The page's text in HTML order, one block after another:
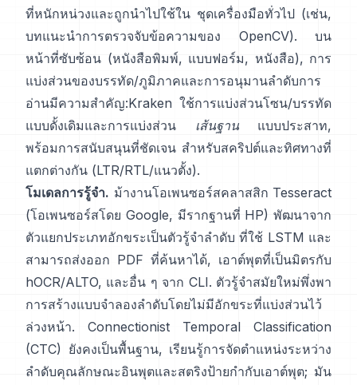
ที่หนักหน่วงและถูกนำไปใช้ใน ชุดเครื่องมือทั่วไป (เช่น,
บทแนะนำการตรวจจับข้อความของ OpenCV). บน
หน้าที่ซับซ้อน (หนังสือพิมพ์, แบบฟอร์ม, หนังสือ), การ
แบ่งส่วนของบรรทัด/ภูมิภาคและการอนุมานลำดับการ
อ่านมีความสำคัญ:Kraken ใช้การแบ่งส่วนโซน/บรรทัด
แบบดั้งเดิมและการแบ่งส่วน เส้นฐานแบบประสาท,
พร้อมการสนับสนุนที่ชัดเจน สำหรับสคริปต์และทิศทางที่
แตกต่างกัน (LTR/RTL/แนวตั้ง).
โมเดลการรู้จำ. ม้างานโอเพนซอร์สคลาสสิก Tesseract
(โอเพนซอร์สโดย Google, มีรากฐานที่ HP) พัฒนาจาก
ตัวแยกประเภทอักขระเป็นตัวรู้จำลำดับ ที่ใช้ LSTM และ
สามารถส่งออก PDF ที่ค้นหาได้, เอาต์พุตที่เป็นมิตรกับ
hOCR/ALTO, และอื่น ๆ จาก CLI. ตัวรู้จำสมัยใหม่พึ่งพา
การสร้างแบบจำลองลำดับโดยไม่มีอักขระที่แบ่งส่วนไว้
ล่วงหน้า.
Connectionist Temporal Classification
(CTC) ยังคงเป็นพื้นฐาน, เรียนรู้การจัดตำแหน่งระหว่าง
ลำดับคุณลักษณะอินพุตและสตริงป้ายกำกับเอาต์พุต; มัน